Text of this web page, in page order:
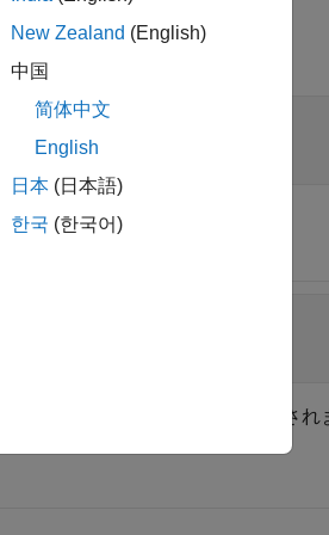
引数では、大文字と小文字は区別され
New Zealand (English)
中国
简体中文
English
日本 (日本語)
한국 (한국어)